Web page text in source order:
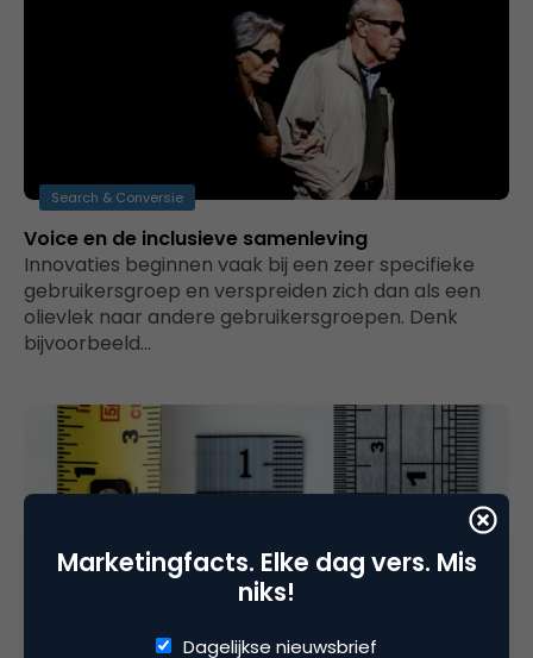
Search & Conversie
Voice en de inclusieve samenleving
Innovaties beginnen vaak bij een zeer specifieke
gebruikersgroep en verspreiden zich dan als een
olievlek naar andere gebruikersgroepen. Denk
bijvoorbeeld…
Marketingfacts. Elke dag vers. Mis
niks!
Dagelijkse nieuwsbrief